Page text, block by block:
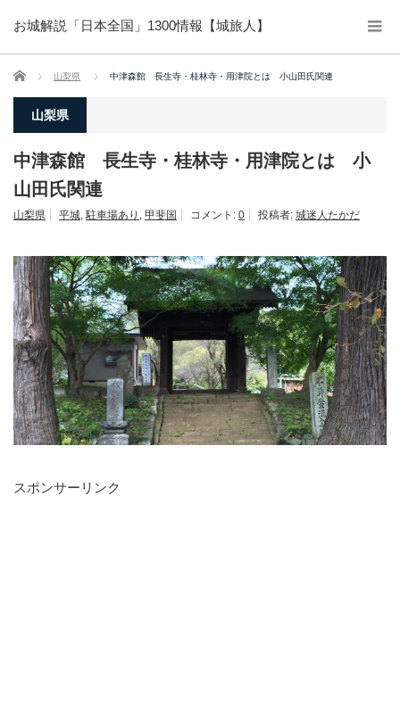
お城解説「日本全国」1300情報【城旅人】
ホーム 山梨県 中津森館 長生寺・桂林寺・用津院とは 小山田氏関連
山梨県
中津森館 長生寺・桂林寺・用津院とは 小
山田氏関連
山梨県 平城,駐車場あり , 甲斐国 コメント: 0 投稿者: 城迷人たかだ
スポンサーリンク